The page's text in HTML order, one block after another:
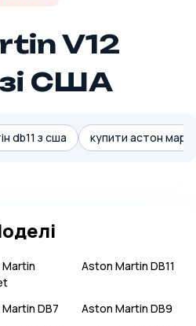
V12
США
db11 з сша купити астон
Aston Martin DB11
DB7 Aston Martin DB9